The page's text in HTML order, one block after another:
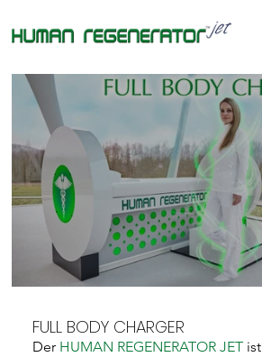
FULL BODY CHARGER
Der HUMAN REGENERATOR JETist